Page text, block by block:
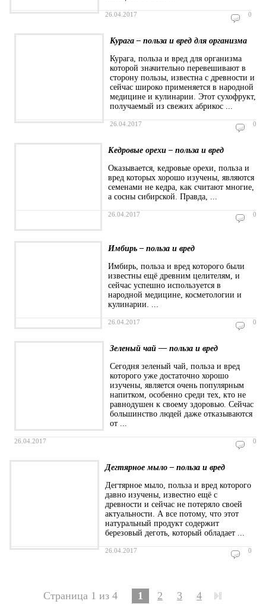
26.04.2017 0
Курага – польза и вред для организма
Курага, польза и вред для организма
которой значительно перевешивают в
сторону пользы, известна с древности и
сейчас широко применяется в народной
медицине и кулинарии. Этот сухофрукт,
получаемый из свежих абрикос ...
26.04.2017 0
Кедровые орехи – польза и вред
Оказывается, кедровые орехи, польза и
вред которых хорошо изучены, являются
семенами не кедра, как считают многие,
а сосны сибирской. Правда, ...
26.04.2017 0
Имбирь – польза и вред
Имбирь, польза и вред которого были
известны ещё древним целителям, и
сейчас успешно используется в
народной медицине, косметологии и
кулинарии. ...
26.04.2017 0
Зеленый чай — польза и вред
Сегодня зеленый чай, польза и вред
которого уже достаточно хорошо
изучены, является очень популярным
напитком, особенно среди тех, кто не
равнодушен к своему здоровью. Сейчас
большинство людей даже отказываются
от ...
26.04.2017 0
Дегтярное мыло – польза и вред
Дегтярное мыло, польза и вред которого
давно изучены, известно ещё с
древности и сейчас не потеряло своей
актуальности. А все потому, что этот
натуральный продукт содержит
березовый деготь, который обладает ...
26.04.2017 0
Страница 1 из 4 1 2 3 4